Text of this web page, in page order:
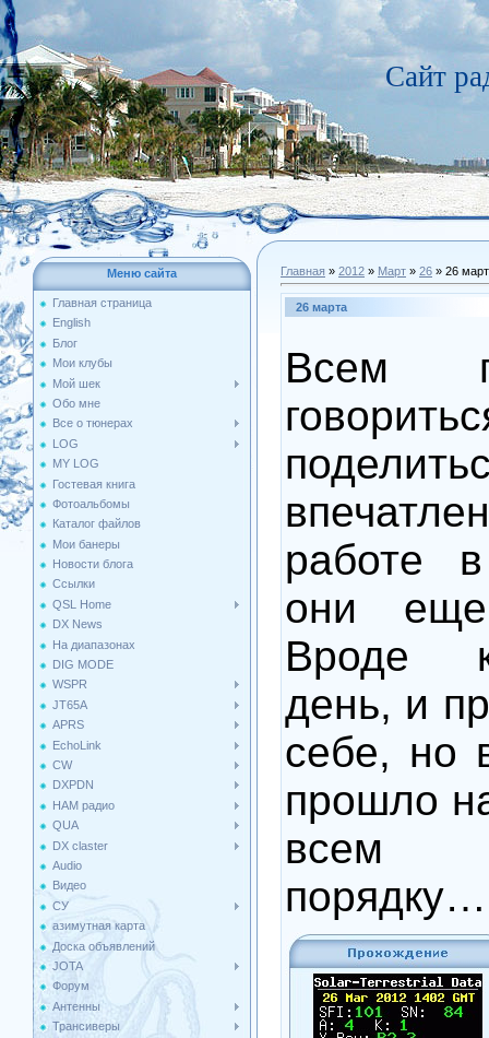
Сайт
Меню сайта
Главная страница
English
Блог
Мои клубы
Мой шек
Обо мне
Все о тюнерах
LOG
MY LOG
Гостевая книга
Фотоальбомы
Каталог файлов
Мои банеры
Новости блога
Ссылки
QSL Home
DX News
На диапазонах
DIG MODE
WSPR
JT65A
APRS
EchoLink
CW
DXPDN
HAM радио
QUA
DX claster
Audio
Видео
СУ
азимутная карта
Доска объявлений
JOTA
Форум
Антенны
Трансиверы
Главная » 2012 » Март » 26 » 26
26 марта
Всем
работе
они
Вроде
день, и
себе, но
прошло
всем
порядку…